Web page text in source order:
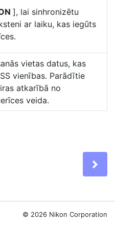
], lai sinhronizētu
ar laiku, kas iegūts
vietas datus, kas
vienības. Parādītie
atkarībā no
veida.
© 2026 Nikon Corporation